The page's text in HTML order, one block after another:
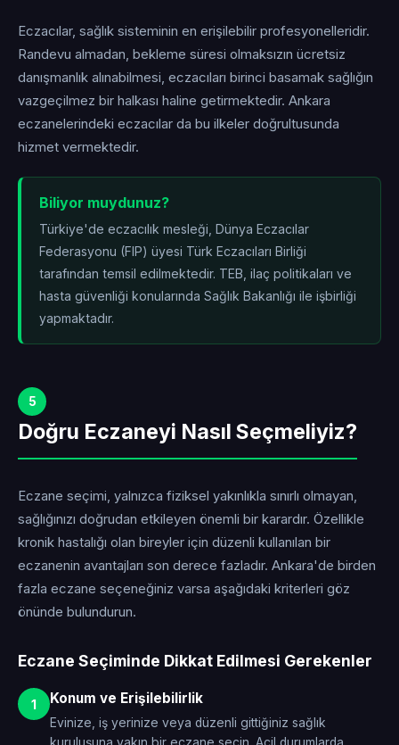
Eczacılar, sağlık sisteminin en erişilebilir profesyonelleridir.
Randevu almadan, bekleme süresi olmaksızın ücretsiz
danışmanlık alınabilmesi, eczacıları birinci basamak sağlığın
vazgeçilmez bir halkası haline getirmektedir. Ankara
eczanelerindeki eczacılar da bu ilkeler doğrultusunda
hizmet vermektedir.
Biliyor muydunuz?
Türkiye'de eczacılık mesleği, Dünya Eczacılar
Federasyonu (FIP) üyesi Türk Eczacıları Birliği
tarafından temsil edilmektedir. TEB, ilaç politikaları ve
hasta güvenliği konularında Sağlık Bakanlığı ile işbirliği
yapmaktadır.
5
Doğru Eczaneyi Nasıl Seçmeliyiz?
Eczane seçimi, yalnızca fiziksel yakınlıkla sınırlı olmayan,
sağlığınızı doğrudan etkileyen önemli bir karardır. Özellikle
kronik hastalığı olan bireyler için düzenli kullanılan bir
eczanenin avantajları son derece fazladır. Ankara'de birden
fazla eczane seçeneğiniz varsa aşağıdaki kriterleri göz
önünde bulundurun.
Eczane Seçiminde Dikkat Edilmesi Gerekenler
1 Konum ve Erişilebilirlik
Evinize, iş yerinize veya düzenli gittiğiniz sağlık